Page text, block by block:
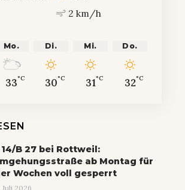
2 km/h
Mo.
33°C
Di.
30°C
Mi.
31°C
Do.
32°C
14/B 27 bei Rottweil:
ab Montag für
Wochen voll gesperrt
Juli 2026